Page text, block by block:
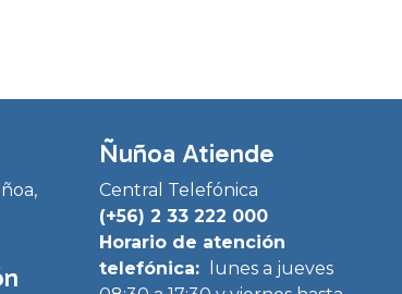
Ñuñoa Atiende
Central Telefónica
(+56) 2 33 222 000
Horario de atención
telefónica:
lunes a jueves